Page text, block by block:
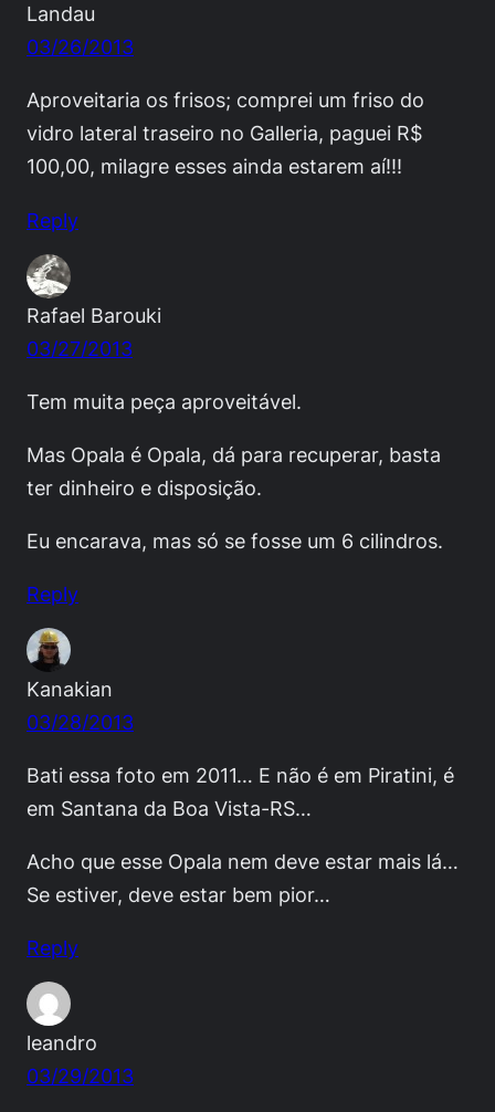
Landau
03/26/2013
Aproveitaria os frisos; comprei um friso do
vidro lateral traseiro no Galleria, paguei R$
100,00, milagre esses ainda estarem aí!!!
Reply
Rafael Barouki
03/27/2013
Tem muita peça aproveitável.
Mas Opala é Opala, dá para recuperar, basta
ter dinheiro e disposição.
Eu encarava, mas só se fosse um 6 cilindros.
Reply
Kanakian
03/28/2013
Bati essa foto em 2011… E não é em Piratini, é
em Santana da Boa Vista-RS…
Acho que esse Opala nem deve estar mais lá…
Se estiver, deve estar bem pior…
Reply
leandro
03/29/2013